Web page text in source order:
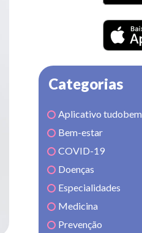
Categorias
Aplicativo tudobem
Bem-estar
COVID-19
Doenças
Especialidades
Medicina
Prevenção